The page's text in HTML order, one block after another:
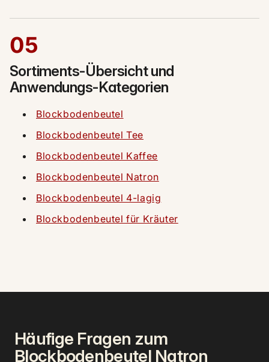
05
Sortiments-Übersicht und
Anwendungs-Kategorien
Blockbodenbeutel
Blockbodenbeutel Tee
Blockbodenbeutel Kaffee
Blockbodenbeutel Natron
Blockbodenbeutel 4-lagig
Blockbodenbeutel für Kräuter
Häufige Fragen zum
Blockbodenbeutel Natron